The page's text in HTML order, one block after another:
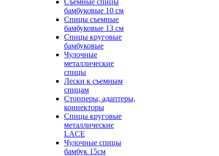
Съемные спицы
бамбуковые 10 см
Спицы съемные
бамбуковые 13 см
Спицы круговые
бамбуковые
Чулочные
металлические
спицы
Лески к съемным
спицам
Стопперы, адаптеры,
коннекторы
Спицы круговые
металлические
LACE
Чулочные спицы
бамбук 15см